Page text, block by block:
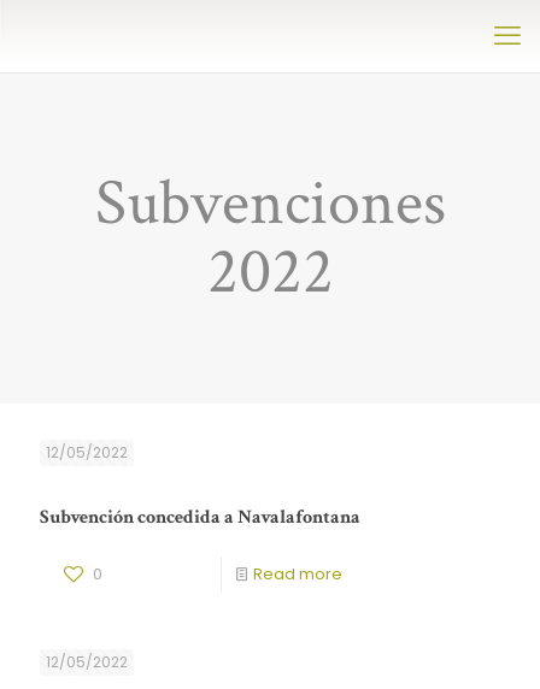
Subvenciones
2022
12/05/2022
Subvención concedida a Navalafontana
0 Read more
12/05/2022